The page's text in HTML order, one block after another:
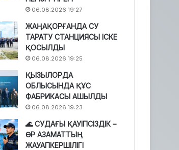
06.08.2026 19:27
ЖАҢАҚОРҒАНДА СУ
ТАРАТУ СТАНЦИЯСЫ ІСКЕ
ҚОСЫЛДЫ
06.08.2026 19:25
ҚЫЗЫЛОРДА
ОБЛЫСЫНДА ҚҰС
ФАБРИКАСЫ АШЫЛДЫ
06.08.2026 19:23
🌊 СУДАҒЫ ҚАУІПСІЗДІК –
ӘР АЗАМАТТЫҢ
ЖАУАПКЕРШІЛІГІ